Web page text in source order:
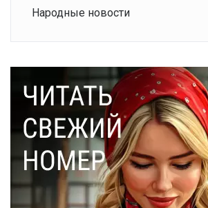
Народные новости